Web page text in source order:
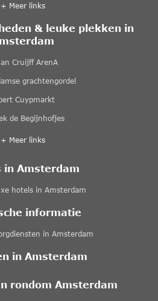
+ Meer links
& leuke plekken in
Cruijff ArenA
grachtengordel
Cuypmarkt
de Begijnhofjes
+ Meer links
in Amsterdam
hotels in Amsterdam
informatie
in Amsterdam
in Amsterdam
rondom Amsterdam